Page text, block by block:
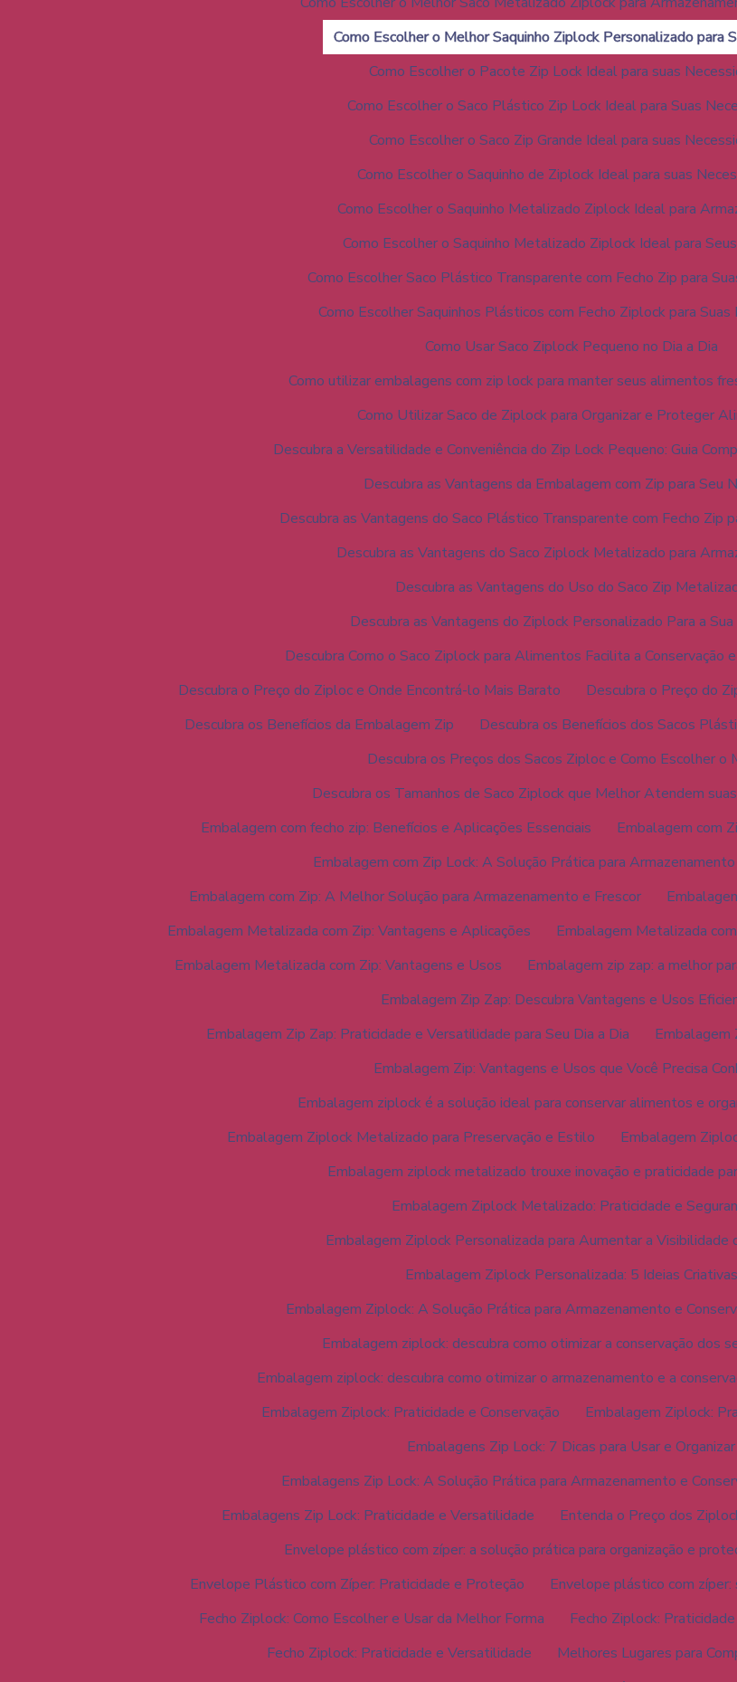
Como Escolher o Melhor Saquinho Ziplock Personalizado para
Como Escolher o Pacote Zip Lock Ideal para suas
Como Escolher o Saco Plástico Zip Lock Ideal para Suas
Como Escolher o Saco Zip Grande Ideal para suas
Como Escolher o Saquinho de Ziplock Ideal para suas
Como Escolher o Saquinho Metalizado Ziplock Ideal para
Como Escolher o Saquinho Metalizado Ziplock Ideal para
Como Escolher Saco Plástico Transparente com Fecho Zip para
Como Escolher Saquinhos Plásticos com Fecho Ziplock para Suas
Como Usar Saco Ziplock Pequeno no Dia a Dia
Como utilizar embalagens com zip lock para manter seus alimentos
Como Utilizar Saco de Ziplock para Organizar e Proteger
Descubra a Versatilidade e Conveniência do Zip Lock Pequeno: Guia
Descubra as Vantagens da Embalagem com Zip para Seu
Descubra as Vantagens do Saco Plástico Transparente com Fecho Zip
Descubra as Vantagens do Saco Ziplock Metalizado para
Descubra as Vantagens do Uso do Saco Zip
Descubra as Vantagens do Ziplock Personalizado Para a
Descubra Como o Saco Ziplock para Alimentos Facilita a Conservação
Descubra o Preço do Ziploc e Onde Encontrá-lo Mais Barato
Descubra o Preço do
Descubra os Benefícios da Embalagem Zip
Descubra os Benefícios dos Sacos
Descubra os Preços dos Sacos Ziploc e Como Escolher o
Descubra os Tamanhos de Saco Ziplock que Melhor Atendem
Embalagem com fecho zip: Benefícios e Aplicações Essenciais
Embalagem com
Embalagem com Zip Lock: A Solução Prática para
Embalagem com Zip: A Melhor Solução para Armazenamento e Frescor
Embalagem Metalizada com Zip: Vantagens e Aplicações
Embalagem Metalizada
Embalagem Metalizada com Zip: Vantagens e Usos
Embalagem zip zap: a melhor
Embalagem Zip Zap: Descubra Vantagens e Usos
Embalagem Zip Zap: Praticidade e Versatilidade para Seu Dia a Dia
Embalagem
Embalagem Zip: Vantagens e Usos que Você Precisa
Embalagem ziplock é a solução ideal para conservar alimentos e
Embalagem Ziplock Metalizado para Preservação e Estilo
Embalagem
Embalagem ziplock metalizado trouxe inovação e praticidade
Embalagem Ziplock Metalizado: Praticidade e
Embalagem Ziplock Personalizada para Aumentar a Visibilidade
Embalagem Ziplock Personalizada: 5 Ideias Criativas
Embalagem Ziplock: A Solução Prática para Armazenamento e
Embalagem ziplock: descubra como otimizar a conservação dos
Embalagem ziplock: descubra como otimizar o armazenamento e a
Embalagem Ziplock: Praticidade e Conservação
Embalagem Ziplock:
Embalagens Zip Lock: 7 Dicas para Usar e Organizar
Embalagens Zip Lock: A Solução Prática para Armazenamento e
Embalagens Zip Lock: Praticidade e Versatilidade
Entenda o Preço dos
Envelope plástico com zíper: a solução prática para organização e
Envelope Plástico com Zíper: Praticidade e Proteção
Envelope plástico com zíper:
Fecho Ziplock: Como Escolher e Usar da Melhor Forma
Fecho Ziplock:
Fecho Ziplock: Praticidade e Versatilidade
Melhores Lugares para